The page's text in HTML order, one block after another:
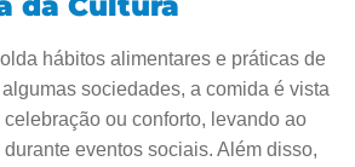
hábitos alimentares e práticas de
sociedades, a comida é vista
ou conforto, levando ao
eventos sociais. Além disso,